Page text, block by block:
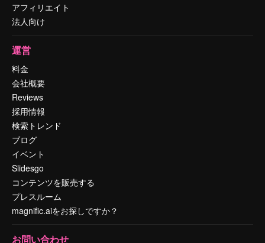
アフィリエイト
法人向け
運営
料金
会社概要
Reviews
採用情報
検索トレンド
ブログ
イベント
Slidesgo
コンテンツを販売する
プレスルーム
magnific.aiをお探しですか？
お問い合わせ